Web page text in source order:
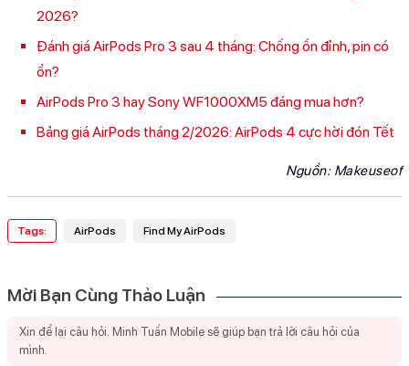
2026?
Đánh giá AirPods Pro 3 sau 4 tháng: Chống ồn đỉnh, pin có
ổn?
AirPods Pro 3 hay Sony WF1000XM5 đáng mua hơn?
Bảng giá AirPods tháng 2/2026: AirPods 4 cực hời đón Tết
Nguồn: Makeuseof
Tags: AirPods Find My AirPods
Mời Bạn Cùng Thảo Luận